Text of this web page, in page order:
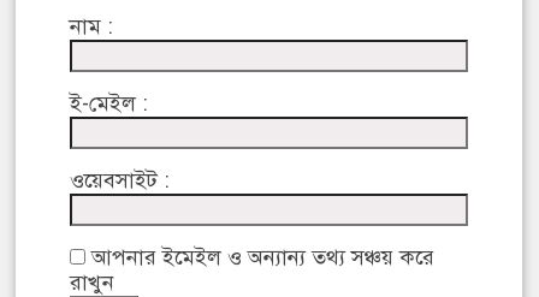
নাম :
ই-মেইল :
ওয়েবসাইট :
আপনার ইমেইল ও অন্যান্য তথ্য সঞ্চয় করে
রাখুন